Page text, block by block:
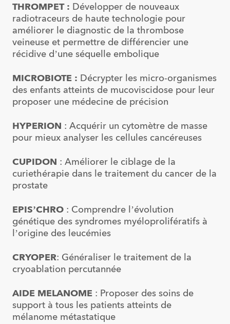
THROMPET : Développer de nouveaux
radiotraceurs de haute technologie pour
améliorer le diagnostic de la thrombose
veineuse et permettre de différencier une
récidive d’une séquelle embolique
MICROBIOTE : Décrypter les micro-organismes
des enfants atteints de mucoviscidose pour leur
proposer une médecine de précision
HYPERION : Acquérir un cytomètre de masse
pour mieux analyser les cellules cancéreuses
CUPIDON : Améliorer le ciblage de la
curiethérapie dans le traitement du cancer de la
prostate
EPIS’CHRO : Comprendre l’évolution
génétique des syndromes myéloprolifératifs à
l’origine des leucémies
CRYOPER: Généraliser le traitement de la
cryoablation percutannée
AIDE MELANOME : Proposer des soins de
support à tous les patients atteints de
mélanome métastatique